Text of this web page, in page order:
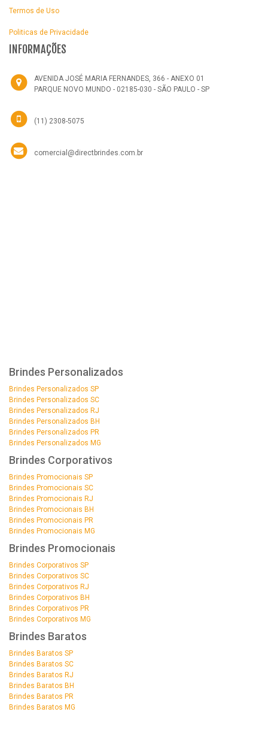
Termos de Uso
Politicas de Privacidade
INFORMAÇÕES
AVENIDA JOSÉ MARIA FERNANDES, 366 - ANEXO 01
PARQUE NOVO MUNDO - 02185-030 - SÃO PAULO - SP
(11) 2308-5075
comercial@directbrindes.com.br
Brindes Personalizados
Brindes Personalizados SP
Brindes Personalizados SC
Brindes Personalizados RJ
Brindes Personalizados BH
Brindes Personalizados PR
Brindes Personalizados MG
Brindes Corporativos
Brindes Promocionais SP
Brindes Promocionais SC
Brindes Promocionais RJ
Brindes Promocionais BH
Brindes Promocionais PR
Brindes Promocionais MG
Brindes Promocionais
Brindes Corporativos SP
Brindes Corporativos SC
Brindes Corporativos RJ
Brindes Corporativos BH
Brindes Corporativos PR
Brindes Corporativos MG
Brindes Baratos
Brindes Baratos SP
Brindes Baratos SC
Brindes Baratos RJ
Brindes Baratos BH
Brindes Baratos PR
Brindes Baratos MG